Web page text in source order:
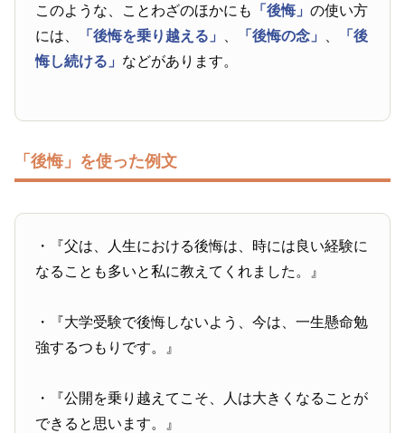
このような、ことわざのほかにも 「後悔」の使い方
には、
「後悔を乗り越える」 「後悔の念」
「後
悔し続ける」 などがあります。
「後悔」を使った例文
・『父は、人生における後悔は、時には良い経験に
なることも多いと私に教えてくれました。』
・『大学受験で後悔しないよう、今は、一生懸命勉
強するつもりです。』
・『公開を乗り越えてこそ、人は大きくなることが
できると思います。』